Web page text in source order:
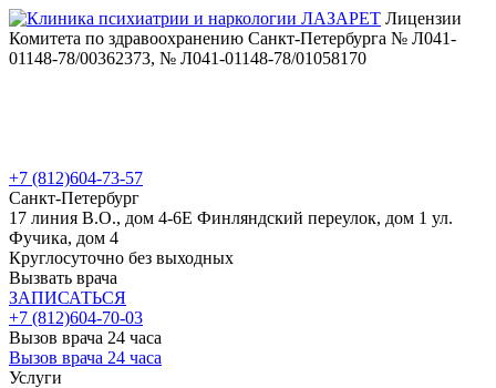
Лицензии
Комитета по здравоохранению Санкт-Петербурга № Л041-
01148-78/00362373, № Л041-01148-78/01058170
+7 (812)604-73-57
Санкт-Петербург
17 линия В.О., дом 4-6Е Финляндский переулок, дом 1 ул.
Фучика, дом 4
Круглосуточно без выходных
Вызвать врача
ЗАПИСАТЬСЯ
+7 (812)604-70-03
Вызов врача 24 часа
Вызов врача 24 часа
Услуги